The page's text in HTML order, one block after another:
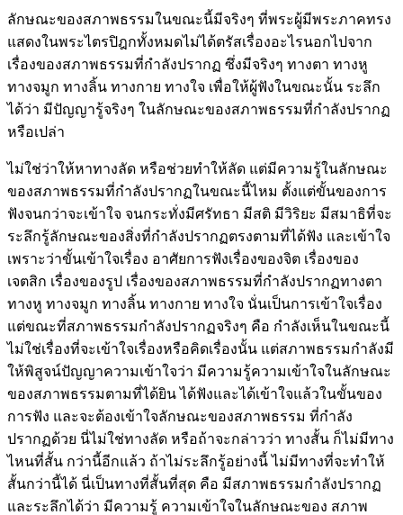
ลักษณะของสภาพธรรมในขณะนี้มีจริงๆ ที่พระผู้มีพระภาคทรง
แสดงในพระไตรปิฎกทั้งหมดไม่ได้ตรัสเรื่องอะไรนอกไปจาก
เรื่องของสภาพธรรมที่กำลังปรากฏ ซึ่งมีจริงๆ ทางตา ทางหู
ทางจมูก ทางลิ้น ทางกาย ทางใจ เพื่อให้ผู้ฟังในขณะนั้น ระลึก
ได้ว่า มีปัญญารู้จริงๆ ในลักษณะของสภาพธรรมที่กำลังปรากฏ
หรือเปล่า
ไม่ใช่ว่าให้หาทางลัด หรือช่วยทำให้ลัด แต่มีความรู้ในลักษณะ
ของสภาพธรรมที่กำลังปรากฏในขณะนี้ไหม ตั้งแต่ขั้นของการ
ฟังจนกว่าจะเข้าใจ จนกระทั่งมีศรัทธา มีสติ มีวิริยะ มีสมาธิที่จะ
ระลึกรู้ลักษณะของสิ่งที่กำลังปรากฏตรงตามที่ได้ฟัง และเข้าใจ
เพราะว่าขั้นเข้าใจเรื่อง อาศัยการฟังเรื่องของจิต เรื่องของ
เจตสิก เรื่องของรูป เรื่องของสภาพธรรมที่กำลังปรากฏทางตา
ทางหู ทางจมูก ทางลิ้น ทางกาย ทางใจ นั่นเป็นการเข้าใจเรื่อง
แต่ขณะที่สภาพธรรมกำลังปรากฏจริงๆ คือ กำลังเห็นในขณะนี้
ไม่ใช่เรื่องที่จะเข้าใจเรื่องหรือคิดเรื่องนั้น แต่สภาพธรรมกำลังมี
ให้พิสูจน์ปัญญาความเข้าใจว่า มีความรู้ความเข้าใจในลักษณะ
ของสภาพธรรมตามที่ได้ยิน ได้ฟังและได้เข้าใจแล้วในขั้นของ
การฟัง และจะต้องเข้าใจลักษณะของสภาพธรรม ที่กำลัง
ปรากฏด้วย นี่ไม่ใช่ทางลัด หรือถ้าจะกล่าวว่า ทางสั้น ก็ไม่มีทาง
ไหนที่สั้น กว่านี้อีกแล้ว ถ้าไม่ระลึกรู้อย่างนี้ ไม่มีทางที่จะทำให้
สั้นกว่านี้ได้ นี่เป็นทางที่สั้นที่สุด คือ มีสภาพธรรมกำลังปรากฏ
และระลึกได้ว่า มีความรู้ ความเข้าใจในลักษณะของ สภาพ